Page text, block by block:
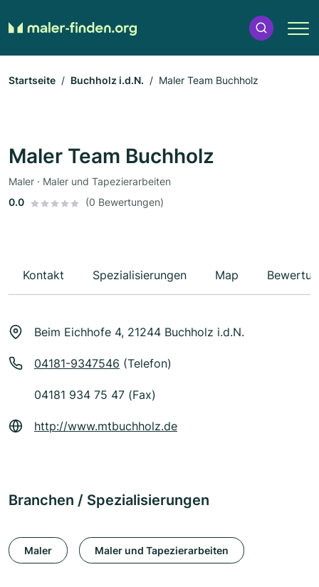
Startseite Buchholz i.d.N. Maler Team Buchholz
Maler Team Buchholz
Maler · Maler und Tapezierarbeiten
0.0
(0 Bewertungen)
Kontakt Spezialisierungen Map
Beim Eichhofe 4, 21244 Buchholz i.d.N.
04181-9347546 (Telefon)
04181 934 75 47 (Fax)
http://www.mtbuchholz.de
Branchen / Spezialisierungen
Maler Maler und Tapezierarbeiten